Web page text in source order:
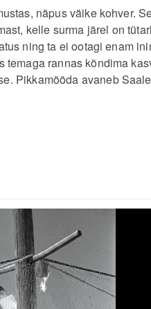
näpus väike kohver.
kelle surma järel on
ning ta ei ootagi enam
temaga rannas kõndima
Pikkamööda avaneb